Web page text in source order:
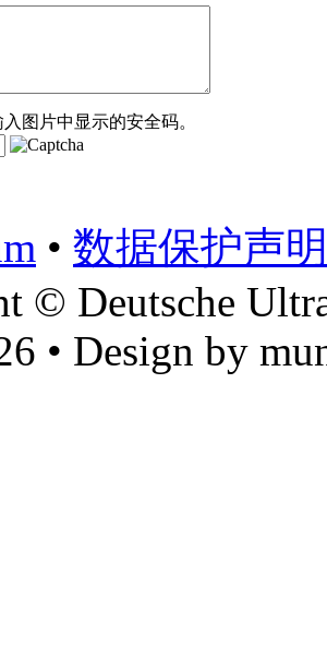
图片中显示的安全码。
• 数据​保护​声明
© Deutsche
• Design by